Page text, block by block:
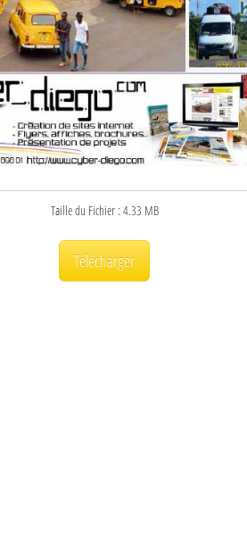
Taille du Fichier : 4.33 MB